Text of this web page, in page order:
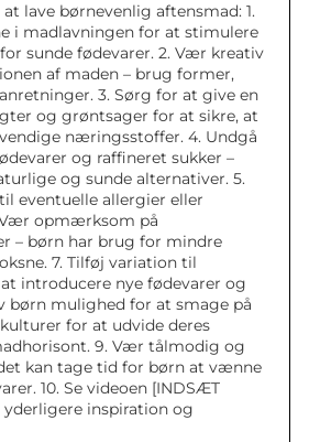
lave børnevenlig aftensmad: 1.
i madlavningen for at stimulere
sunde fødevarer. 2. Vær kreativ
af maden – brug former,
3. Sørg for at give en
og grøntsager for at sikre, at
næringsstoffer. 4. Undgå
og raffineret sukker –
og sunde alternativer. 5.
eventuelle allergier eller
opmærksom på
– børn har brug for mindre
7. Tilføj variation til
introducere nye fødevarer og
børn mulighed for at smage på
for at udvide deres
9. Vær tålmodig og
kan tage tid for børn at vænne
10. Se videoen [INDSÆT
yderligere inspiration og